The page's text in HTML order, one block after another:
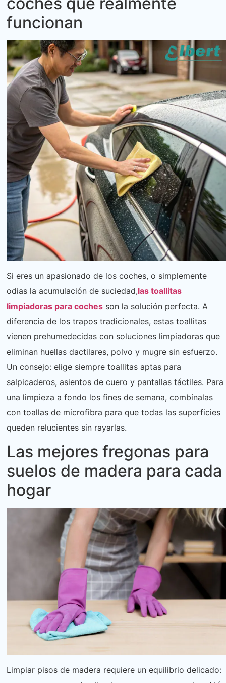
funcionan
Si eres un apasionado de los coches, o simplemente
odias la acumulación de suciedad,las toallitas
limpiadoras para coches son la solución perfecta. A
diferencia de los trapos tradicionales, estas toallitas
vienen prehumedecidas con soluciones limpiadoras que
eliminan huellas dactilares, polvo y mugre sin esfuerzo.
Un consejo: elige siempre toallitas aptas para
salpicaderos, asientos de cuero y pantallas táctiles. Para
una limpieza a fondo los fines de semana, combínalas
con toallas de microfibra para que todas las superficies
queden relucientes sin rayarlas.
Las mejores fregonas para
suelos de madera para cada
hogar
Limpiar pisos de madera requiere un equilibrio delicado: